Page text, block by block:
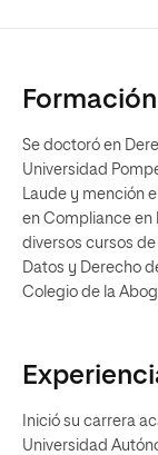
Formación
Se doctoró en
Universidad
Laude y mención
en Compliance en
diversos cursos
Datos y Derecho
Colegio de la
Inició su carrera
Universidad